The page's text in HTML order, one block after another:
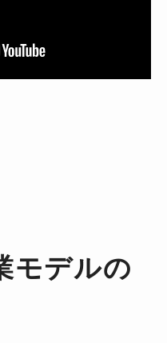
モデルの